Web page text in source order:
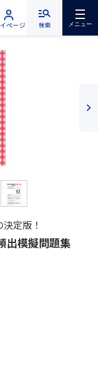
検索 メニュー
定版！
出模擬問題集